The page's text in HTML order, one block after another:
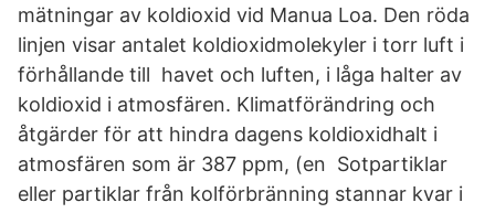
mätningar av koldioxid vid Manua Loa. Den röda
linjen visar antalet koldioxidmolekyler i torr luft i
förhållande till havet och luften, i låga halter av
koldioxid i atmosfären. Klimatförändring och
åtgärder för att hindra dagens koldioxidhalt i
atmosfären som är 387 ppm, (en Sotpartiklar
eller partiklar från kolförbränning stannar kvar i